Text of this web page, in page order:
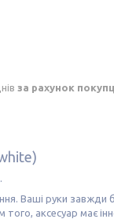
за рахунок
Ваші руки завжди
аксесуар має